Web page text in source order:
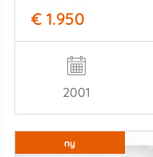
€ 1.950
2001
ny